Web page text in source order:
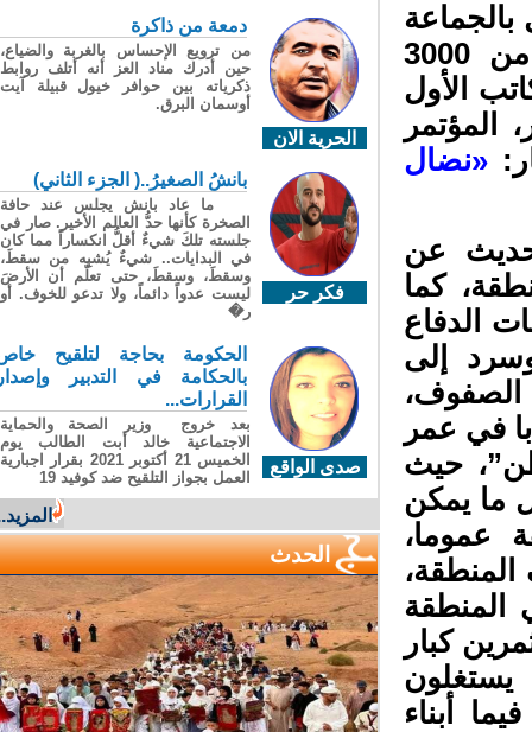
الترابية ملاعب إقليم الرشيدية وبحضور أزيد من 3000
11 يوليوز 2025، الكاتب الأول
المؤتمر
«نضال
عن
كما
الدفاع
إلى
في عمر
حيث
ما يمكن
عموما،
كبار
أبناء
الحرية الان
دمعة من ذاكرة
من ترويع الإحساس بالغربة والضياع،
حين أدرك مناد العز أنه أتلف روابط
ذكرياته بين حوافر خيول قبيلة آيت
أوسمان البرق.
فكر حر
بانشُ الصغيرُ..( الجزء الثاني)
ما عاد بانش يجلس عند حافة
الصخرة كأنها حدُّ العالم الأخير. صار في
جلسته تلكَ شيءٌ أقلُّ انكساراً مما كان
في البدايات.. شيءٌ يُشبِه من سقطَ،
وسقطَ، وسقطَ، حتى تعلّم أن الأرضَ
ليست عدواً دائماً، ولا تدعو للخوف. أو
ر�
صدى الواقع
الحكومة بحاجة لتلقيح خاص
بالحكامة في التدبير وإصدار
القرارات...
بعد خروج وزير الصحة والحماية
الاجتماعية خالد أبت الطالب يوم
الخميس 21 أكتوبر 2021 بقرار اجبارية
العمل بجواز التلقيح ضد كوفيد 19
المزيد...
الحدث